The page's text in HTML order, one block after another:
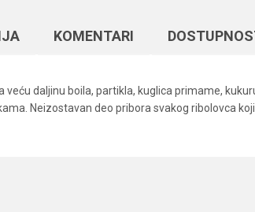
KOMENTARI
daljinu boila, partikla, kuglica primame,
Neizostavan deo pribora svakog ribolovca